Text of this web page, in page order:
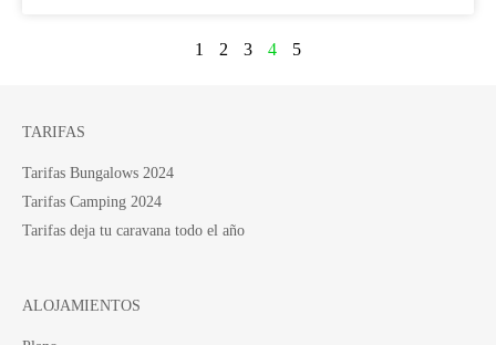
1 2 3 4 5
TARIFAS
Tarifas Bungalows 2024
Tarifas Camping 2024
Tarifas deja tu caravana todo el año
ALOJAMIENTOS